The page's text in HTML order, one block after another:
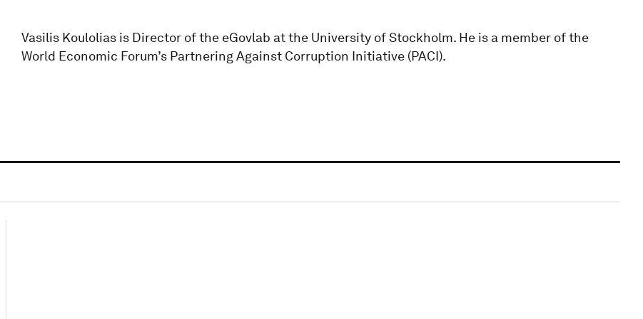
Vasilis Koulolias is Director of the eGovlab at the University of Stockholm. He is a member of the
World Economic Forum’s Partnering Against Corruption Initiative (PACI).